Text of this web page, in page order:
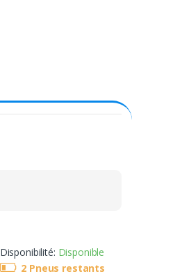
Disponibilité: Disponible
2 Pneus restants